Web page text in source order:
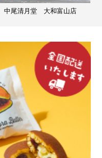
中尾清月堂 大和富山店